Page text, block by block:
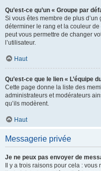
Qu’est-ce qu’un « Groupe par
Si vous êtes membre de plus
déterminer le rang et la couleur
peut vous permettre de changer
l’utilisateur.
Haut
Qu’est-ce que le lien « L’équipe
Cette page donne la liste des
administrateurs et modérateurs
qu’ils modèrent.
Haut
Messagerie privée
Je ne peux pas envoyer de
Il y a trois raisons pour cela :